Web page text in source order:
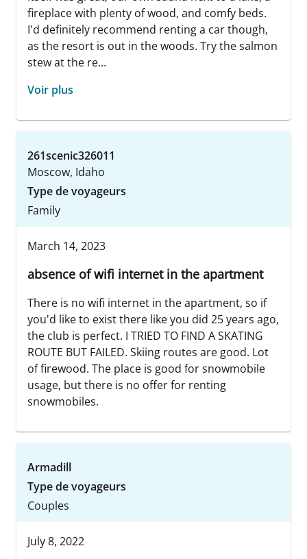
fireplace with plenty of wood, and comfy beds.
I'd definitely recommend renting a car though,
as the resort is out in the woods. Try the salmon
stew at the re...
Voir plus
261scenic326011
Moscow, Idaho
Type de voyageurs
Family
March 14, 2023
absence of wifi internet in the apartment
There is no wifi internet in the apartment, so if
you'd like to exist there like you did 25 years ago,
the club is perfect. I TRIED TO FIND A SKATING
ROUTE BUT FAILED. Skiing routes are good. Lot
of firewood. The place is good for snowmobile
usage, but there is no offer for renting
snowmobiles.
Armadill
Type de voyageurs
Couples
July 8, 2022